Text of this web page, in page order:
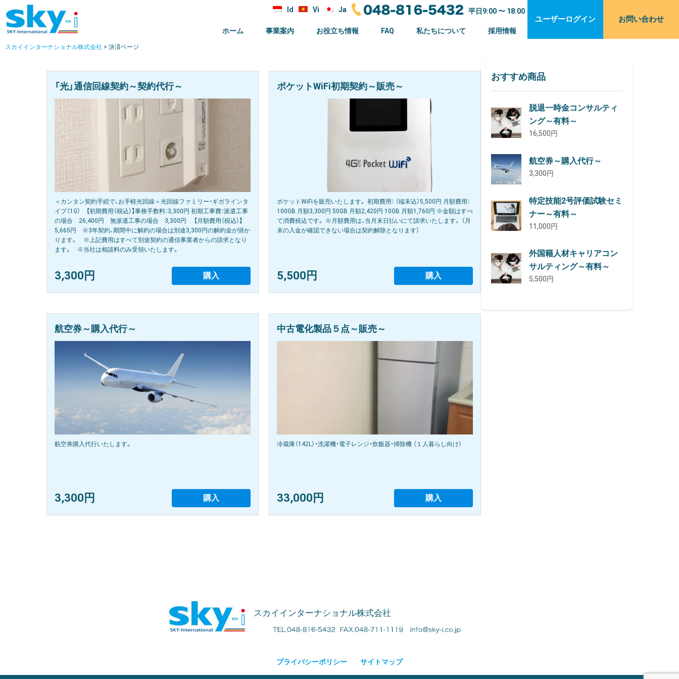
Id Vi Ja 平日9:00 〜 18:00
ホーム 事業案内 お役立ち情報 FAQ 私たちについて 採用情報
ユーザーログイン お問い合わせ
スカイインターナショナル株式会社 > 決済ページ
「光」通信回線契約～契約代行～
＜カンタン契約手続で、お手軽光回線＞光回線ファミリー・ギガラインタ
イプ（1G） 【初期費用（税込）】事務手数料：3,300円 初期工事費：派遣工事
の場合 26,400円 無派遣工事の場合 3,300円 【月額費用（税込）】
5,665円 ※3年契約、期間中に解約の場合は別途3,300円の解約金が掛か
ります。 ※上記費用はすべて別途契約の通信事業者からの請求となり
ます。 ※当社は相談料のみ受領いたします。
3,300円 購入
ポケットWiFi初期契約～販売～
ポケットWiFiを販売いたします。 初期費用： （端末込）5,500円 月額費用：
100GB 月額3,300円 50GB 月額2,420円 10GB 月額1,760円 ※金額はすべ
て消費税込です。 ※月額費用は、当月末日払いにて請求いたします。 （月
末の入金が確認できない場合は契約解除となります）
5,500円 購入
航空券～購入代行～
航空券購入代行いたします。
3,300円 購入
中古電化製品５点～販売～
冷蔵庫（142L）・洗濯機・電子レンジ・炊飯器・掃除機 （１人暮らし向け）
33,000円 購入
おすすめ商品
脱退一時金コンサルティ
ング～有料～
16,500円
航空券～購入代行～
3,300円
特定技能2号評価試験セミ
ナー～有料～
11,000円
外国籍人材キャリアコン
サルティング～有料～
5,500円
スカイインターナショナル株式会社
プライバシーポリシー サイトマップ